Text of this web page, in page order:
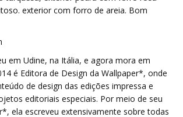
exterior com forro de areia. Bom
em Udine, na Itália, e agora mora em
é Editora de Design da Wallpaper*, onde
de design das edições impressa e
editoriais especiais. Por meio de seu
ela escreveu extensivamente sobre todas